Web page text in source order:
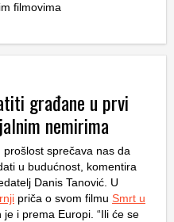
filmovima
građane u prvi
nemirima
sprečava nas da
u budućnost, komentira
Danis Tanović. U
priča o svom filmu Smrt u
je i prema Europi. “Ili će se